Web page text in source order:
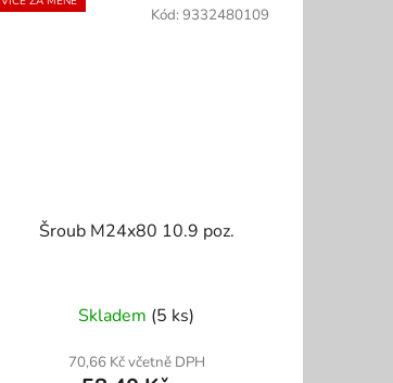
Šroub M24x80 10.9 poz.
Skladem (5 ks)
70,66 Kč včetně DPH
Kód: 9332480109